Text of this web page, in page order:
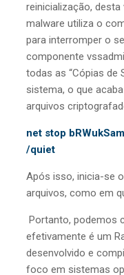
reinicialização,
malware utiliza o
para interromper o
componente
todas as “Cópias de
sistema, o que
arquivos
net stop
/quiet
Após isso, inicia-se
arquivos, como em
Portanto, podemos
efetivamente é um
desenvolvido e
foco em sistemas